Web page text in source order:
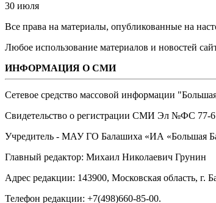
30 июля
Все права на материалы, опубликованные на
Любое использование материалов и новостей
ИНФОРМАЦИЯ О СМИ
Сетевое средство массовой информации
Свидетельство о регистрации СМИ Эл №ФС ‎77-
Учредитель - МАУ ГО Балашиха «ИА «Большая
Главный редактор: Михаил Николаевич Грунин
Адрес редакции: 143900, Московская область, г.
Телефон редакции: +7(498)660-85-00.